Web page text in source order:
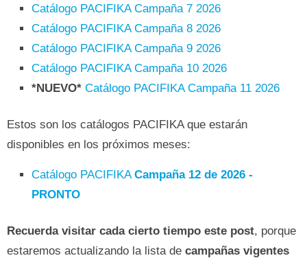
Catálogo PACIFIKA Campaña 7 2026
Catálogo PACIFIKA Campaña 8 2026
Catálogo PACIFIKA Campaña 9 2026
Catálogo PACIFIKA Campaña 10 2026
*NUEVO* Catálogo PACIFIKA Campaña 11 2026
Estos son los catálogos PACIFIKA que estarán
disponibles en los próximos meses:
Catálogo PACIFIKACampaña 12 de 2026 -
PRONTO
Recuerda visitar cada cierto tiempo este post, porque
estaremos actualizando la lista de campañas vigentes